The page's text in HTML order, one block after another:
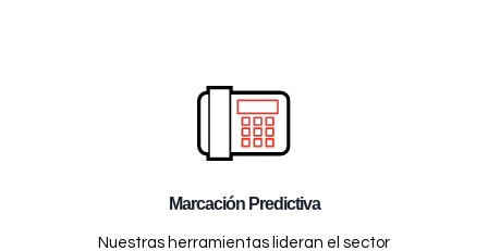
Marcación Predictiva
Nuestras herramientas lideran el sector